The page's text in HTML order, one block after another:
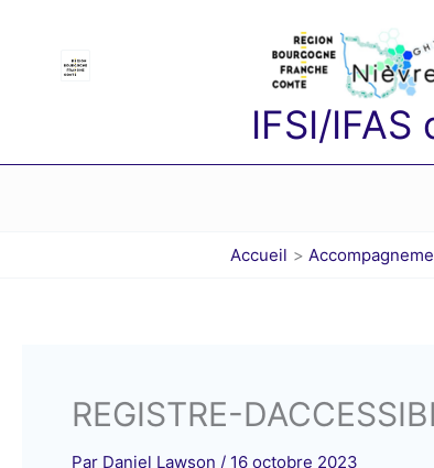
IFSI/
Accueil
REGISTRE-
Par Daniel Lawson / 16 octobre 2023